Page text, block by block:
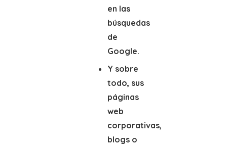
en las
búsquedas
de
Google.
Y sobre
todo, sus
páginas
web
corporativas,
blogs o